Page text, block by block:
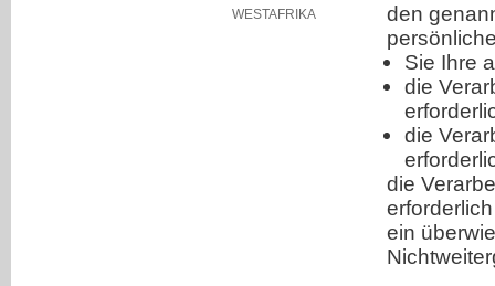
WESTAFRIKA
Sie können sich jederzeit mit
zuständige Aufsichtsbehörde
Aufsichtsbehörde richtet sich
Wohnsitzes, Ihrer Arbeit oder
Eine Liste der
Bereich) mit Anschrift finden Sie
https://www.bfdi.bund.de/DE/
den
Sie Ihre
die
die
die
ein